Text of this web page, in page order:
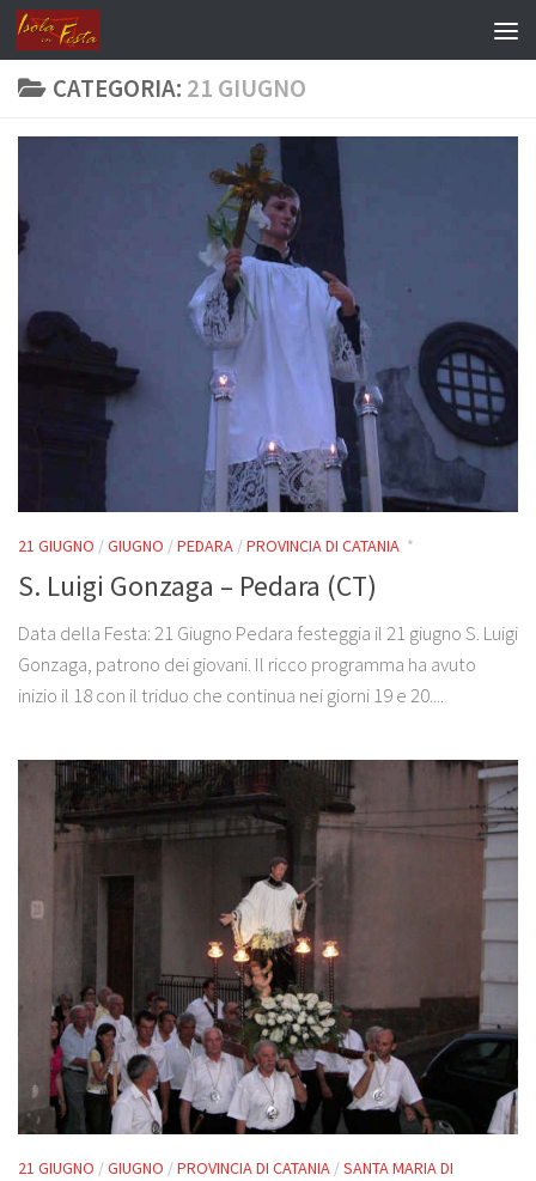
Salta al contenuto
CATEGORIA: 21 GIUGNO
21 GIUGNO /GIUGNO /PEDARA /PROVINCIA DI CATANIA *
S. Luigi Gonzaga – Pedara (CT)
Data della Festa: 21 Giugno Pedara festeggia il 21 giugno S. Luigi
Gonzaga, patrono dei giovani. Il ricco programma ha avuto
inizio il 18 con il triduo che continua nei giorni 19 e 20....
21 GIUGNO /GIUGNO /PROVINCIA DI CATANIA /SANTA MARIA DI